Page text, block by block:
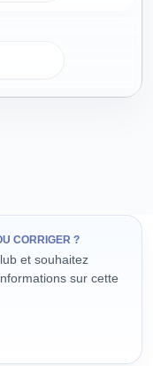
CORRIGER ?
et souhaitez
sur cette